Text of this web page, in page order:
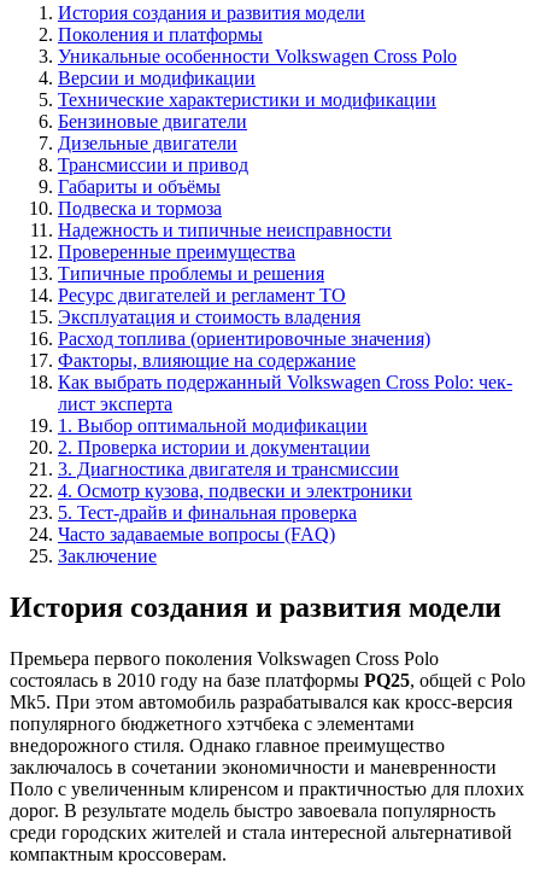
История создания и развития модели
Поколения и платформы
Уникальные особенности Volkswagen Cross Polo
Версии и модификации
Технические характеристики и модификации
Бензиновые двигатели
Дизельные двигатели
Трансмиссии и привод
Габариты и объёмы
Подвеска и тормоза
Надежность и типичные неисправности
Проверенные преимущества
Типичные проблемы и решения
Ресурс двигателей и регламент ТО
Эксплуатация и стоимость владения
Расход топлива (ориентировочные значения)
Факторы, влияющие на содержание
Как выбрать подержанный Volkswagen Cross Polo: чек-
лист эксперта
1. Выбор оптимальной модификации
2. Проверка истории и документации
3. Диагностика двигателя и трансмиссии
4. Осмотр кузова, подвески и электроники
5. Тест-драйв и финальная проверка
Часто задаваемые вопросы (FAQ)
Заключение
История создания и развития модели
Премьера первого поколения Volkswagen Cross Polo
состоялась в 2010 году на базе платформы PQ25, общей с Polo
Mk5. При этом автомобиль разрабатывался как кросс-версия
популярного бюджетного хэтчбека с элементами
внедорожного стиля. Однако главное преимущество
заключалось в сочетании экономичности и маневренности
Поло с увеличенным клиренсом и практичностью для плохих
дорог. В результате модель быстро завоевала популярность
среди городских жителей и стала интересной альтернативой
компактным кроссоверам.